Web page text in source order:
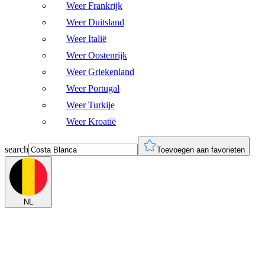
Weer Frankrijk
Weer Duitsland
Weer Italië
Weer Oostenrijk
Weer Griekenland
Weer Portugal
Weer Turkije
Weer Kroatië
search Toevoegen aan favorieten
NL